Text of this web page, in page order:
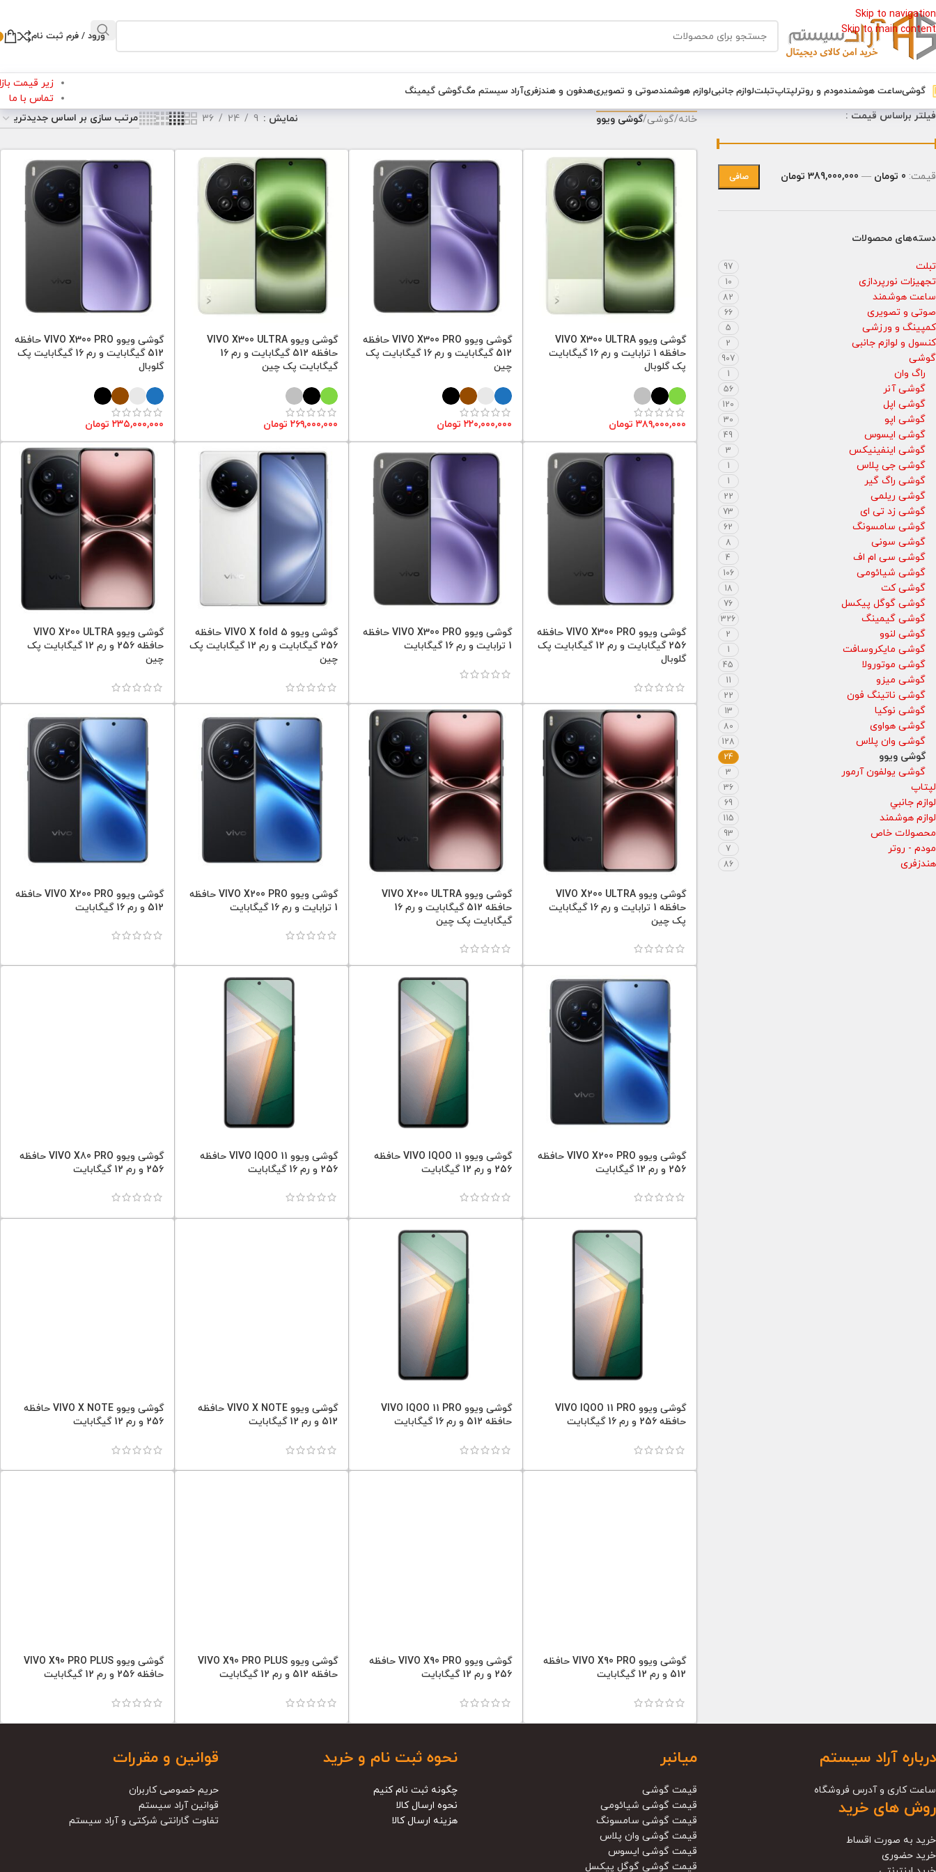
Skip to navigation
Skip to main content
ورود / فرم ثبت نام
گوشیساعت هوشمندمودم و روترلپتاپتبلتلوازم جانبیلوازم هوشمندصوتی و تصویریهدفون و هندزفریآراد سیستم مگگوشی گیمینگ
زیر قیمت
تماس با ما
فیلتر براساس قیمت :
صافی قيمت: 0 تومان — 389,000,000 تومان
دسته‌های محصولات
تبلت 97
تجهیزات نورپردازی 10
ساعت هوشمند 82
صوتی و تصویری 66
کمپینگ و ورزشی 5
کنسول و لوازم جانبی 2
گوشی 907
راگ وان 1
گوشی آنر 56
گوشی اپل 120
گوشی اپو 30
گوشی ایسوس 49
گوشی اینفینیکس 3
گوشی جی پلاس 1
گوشی راگ گیر 1
گوشی ریلمی 22
گوشی زد تی ای 73
گوشی سامسونگ 62
گوشی سونی 8
گوشی سی ام اف 4
گوشی شیائومی 106
گوشی کت 18
گوشی گوگل پیکسل 76
گوشی گیمینگ 326
گوشی لنوو 2
گوشی مایکروسافت 1
گوشی موتورولا 45
گوشی میزو 11
گوشی ناتینگ فون 22
گوشی نوکیا 13
گوشی هواوی 80
گوشی وان پلاس 128
گوشی ویوو 24
گوشی یولفون آرمور 3
لپتاپ 36
لوازم جانبي 69
لوازم هوشمند 115
محصولات خاص 93
مودم - روتر 7
هندزفری 86
خانه/گوشی/گوشی ویوو نمایش 9
24
36
گوشی ویوو VIVO X300 ULTRA
حافظه 1 ترابایت و رم 16 گیگابایت
پک گلوبال
۳۸۹,۰۰۰,۰۰۰ تومان
گوشی ویوو VIVO X300 PRO حافظه
512 گیگابایت و رم 16 گیگابایت پک
چین
۲۲۰,۰۰۰,۰۰۰ تومان
گوشی ویوو VIVO X300 ULTRA
حافظه 512 گیگابایت و رم 16
گیگابایت پک چین
۲۶۹,۰۰۰,۰۰۰ تومان
گوشی ویوو VIVO X300 PRO حافظه
512 گیگابایت و رم 16 گیگابایت پک
گلوبال
۲۳۵,۰۰۰,۰۰۰ تومان
گوشی ویوو VIVO X300 PRO حافظه
256 گیگابایت و رم 12 گیگابایت پک
گلوبال
گوشی ویوو VIVO X300 PRO حافظه
1 ترابایت و رم 16 گیگابایت
گوشی ویوو VIVO X fold 5 حافظه
256 گیگابایت و رم 12 گیگابایت پک
چین
گوشی ویوو VIVO X200 ULTRA
حافظه 256 و رم 12 گیگابایت پک
چین
گوشی ویوو VIVO X200 ULTRA
حافظه 1 ترابایت و رم 16 گیگابایت
پک چین
گوشی ویوو VIVO X200 ULTRA
حافظه 512 گیگابایت و رم 16
گیگابایت پک چین
گوشی ویوو VIVO X200 PRO حافظه
1 ترابایت و رم 16 گیگابایت
گوشی ویوو VIVO X200 PRO حافظه
512 و رم 16 گیگابایت
گوشی ویوو VIVO X200 PRO حافظه
256 و رم 12 گیگابایت
گوشی ویوو VIVO IQOO 11 حافظه
256 و رم 12 گیگابایت
گوشی ویوو VIVO IQOO 11 حافظه
256 و رم 16 گیگابایت
گوشی ویوو VIVO X80 PRO حافظه
256 و رم 12 گیگابایت
گوشی ویوو VIVO IQOO 11 PRO
حافظه 256 و رم 16 گیگابایت
گوشی ویوو VIVO IQOO 11 PRO
حافظه 512 و رم 16 گیگابایت
گوشی ویوو VIVO X NOTE حافظه
512 و رم 12 گیگابایت
گوشی ویوو VIVO X NOTE حافظه
256 و رم 12 گیگابایت
گوشی ویوو VIVO X90 PRO حافظه
512 و رم 12 گیگابایت
گوشی ویوو VIVO X90 PRO حافظه
256 و رم 12 گیگابایت
گوشی ویوو VIVO X90 PRO PLUS
حافظه 512 و رم 12 گیگابایت
گوشی ویوو VIVO X90 PRO PLUS
حافظه 256 و رم 12 گیگابایت
قوانین و مقررات
حریم خصوصی کاربران
قوانین آراد سیستم
تفاوت گارانتی شرکتی و آراد سیستم
نحوه ثبت نام و خرید
چگونه ثبت نام کنیم
نحوه ارسال کالا
هزینه ارسال کالا
میانبر
قیمت گوشی
قیمت گوشی شیائومی
قیمت گوشی سامسونگ
قیمت گوشی وان پلاس
قیمت گوشی ایسوس
قیمت گوشی گوگل پیکسل
درباره آراد سیستم
ساعت کاری و آدرس فروشگاه
روش های خرید
خرید به صورت اقساط
خرید حضوری